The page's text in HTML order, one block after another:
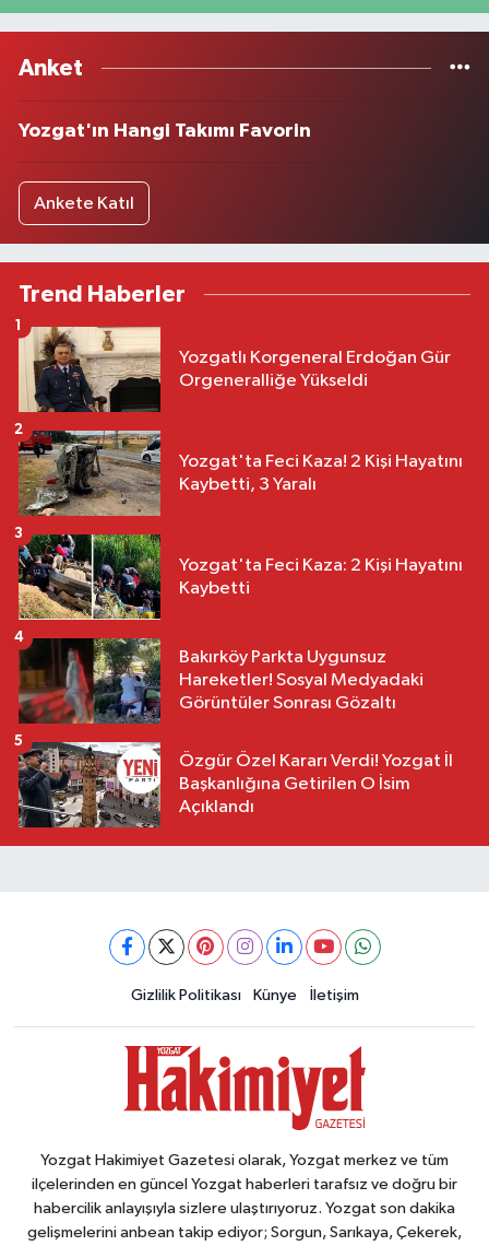
Anket
Yozgat'ın Hangi Takımı Favorin
Ankete Katıl
Trend Haberler
Yozgatlı Korgeneral Erdoğan Gür
Orgeneralliğe Yükseldi
1
Yozgat'ta Feci Kaza! 2 Kişi Hayatını
Kaybetti, 3 Yaralı
2
Yozgat'ta Feci Kaza: 2 Kişi Hayatını
Kaybetti
3
Bakırköy Parkta Uygunsuz
Hareketler! Sosyal Medyadaki
Görüntüler Sonrası Gözaltı
4
Özgür Özel Kararı Verdi! Yozgat İl
Başkanlığına Getirilen O İsim
Açıklandı
5
Gizlilik Politikası Künye İletişim
Yozgat Hakimiyet Gazetesi olarak, Yozgat merkez ve tüm
ilçelerinden en güncel Yozgat haberleri tarafsız ve doğru bir
habercilik anlayışıyla sizlere ulaştırıyoruz. Yozgat son dakika
gelişmelerini anbean takip ediyor; Sorgun, Sarıkaya, Çekerek,